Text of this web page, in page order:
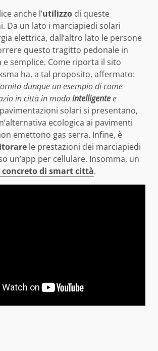
anche l’utilizzo di queste
Da un lato i marciapiedi solari
elettrica, dall’altro lato le persone
questo tragitto pedonale in
e semplice. Come riporta il sito
ha, a tal proposito, affermato:
dunque un esempio di come
in città in modointelligentee
pavimentazioni solari si presentano,
ecologica ai pavimenti
emettono gas serra. Infine, è
le prestazioni dei marciapiedi
un’app per cellulare. Insomma, un
di smart città.